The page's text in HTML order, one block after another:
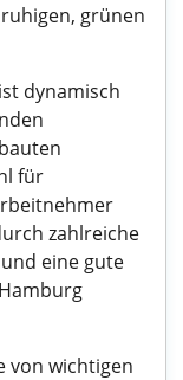
grünen
dynamisch
für
zahlreiche
eine gute
von wichtigen